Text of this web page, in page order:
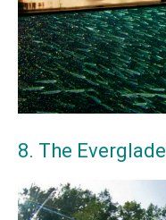
8. The